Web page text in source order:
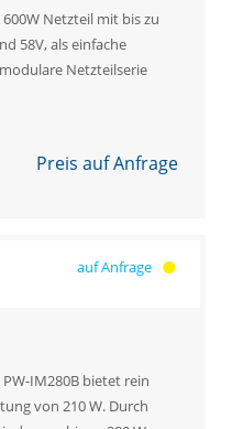
Netzteil mit bis zu
58V, als einfache
Netzteilserie
Preis auf Anfrage
auf Anfrage
IM280B bietet rein
von 210 W. Durch